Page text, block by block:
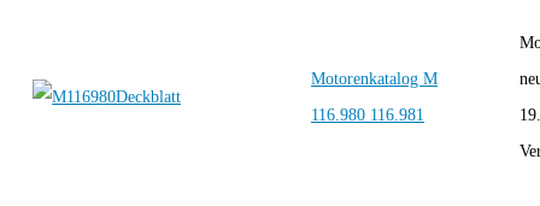
Motorenkatalog M
116.980 116.981